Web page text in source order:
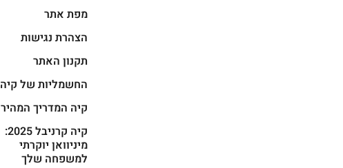
מפת אתר
הצהרת נגישות
תקנון האתר
החשמליות של קיה
קיה המדריך המהיר
קיה קרניבל 2025:
מיניוואן יוקרתי
למשפחה שלך